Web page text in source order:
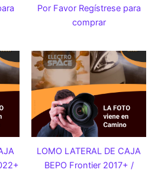
Por Favor Regístrese para
comprar
LOMO LATERAL DE CAJA
BEPO Frontier 2017+ /